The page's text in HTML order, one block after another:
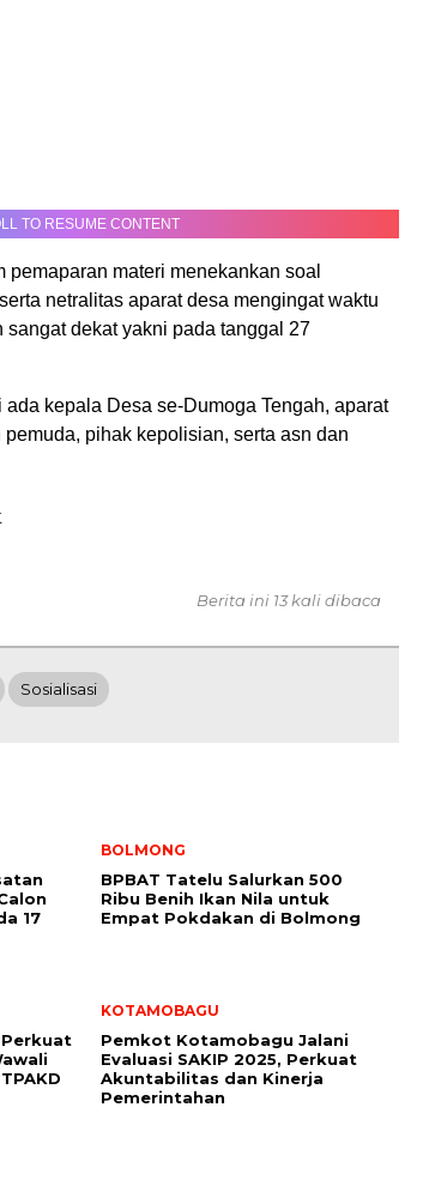
TO RESUME CONTENT
pemaparan materi menekankan soal
netralitas aparat desa mengingat waktu
dekat yakni pada tanggal 27
kepala Desa se-Dumoga Tengah, aparat
pihak kepolisian, serta asn dan
Berita ini 13 kali dibaca
Sosialisasi
17
BOLMONG
BPBAT Tatelu Salurkan 500
Ribu Benih Ikan Nila untuk
Empat Pokdakan di Bolmong
KOTAMOBAGU
Pemkot Kotamobagu Jalani
Evaluasi SAKIP 2025, Perkuat
Akuntabilitas dan Kinerja
Pemerintahan